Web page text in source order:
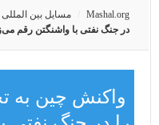
Mashal.org مسایل بین المللی
در جنگ نفتی با واشنگتن رقم
واکنش چین به